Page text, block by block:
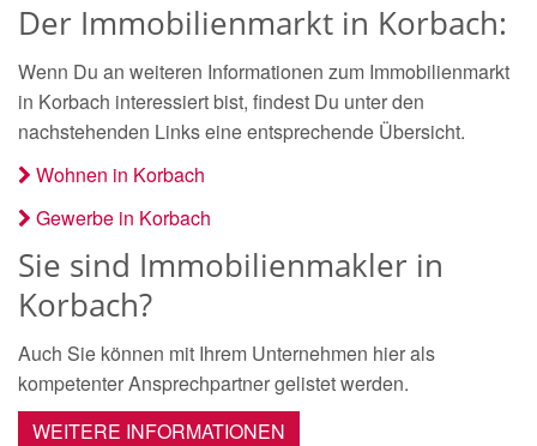
Der Immobilienmarkt in Korbach:
Wenn Du an weiteren Informationen zum Immobilienmarkt
in Korbach interessiert bist, findest Du unter den
nachstehenden Links eine entsprechende Übersicht.
Wohnen in Korbach
Gewerbe in Korbach
Sie sind Immobilienmakler in
Korbach?
Auch Sie können mit Ihrem Unternehmen hier als
kompetenter Ansprechpartner gelistet werden.
WEITERE INFORMATIONEN